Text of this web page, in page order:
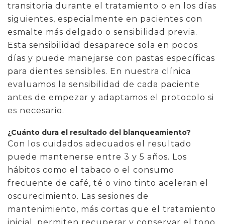
transitoria durante el tratamiento o en los días
siguientes, especialmente en pacientes con
esmalte más delgado o sensibilidad previa.
Esta sensibilidad desaparece sola en pocos
días y puede manejarse con pastas específicas
para dientes sensibles. En nuestra clínica
evaluamos la sensibilidad de cada paciente
antes de empezar y adaptamos el protocolo si
es necesario.
¿Cuánto dura el resultado del blanqueamiento?
Con los cuidados adecuados el resultado
puede mantenerse entre 3 y 5 años. Los
hábitos como el tabaco o el consumo
frecuente de café, té o vino tinto aceleran el
oscurecimiento. Las sesiones de
mantenimiento, más cortas que el tratamiento